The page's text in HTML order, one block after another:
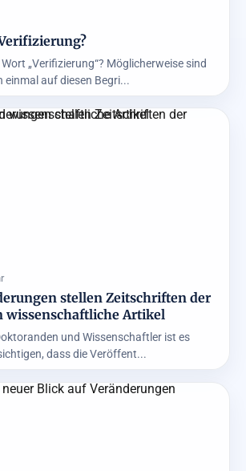
„Verifizierung“? Möglicherweise sind
einmal auf diesen Begri...
stellen Zeitschriften der
wissenschaftliche Artikel
und Wissenschaftler ist es
dass die Veröffent...